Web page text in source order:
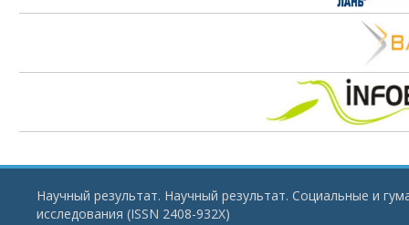
Научный результат. Научный результат. Социальные и
исследования (ISSN 2408-932X)